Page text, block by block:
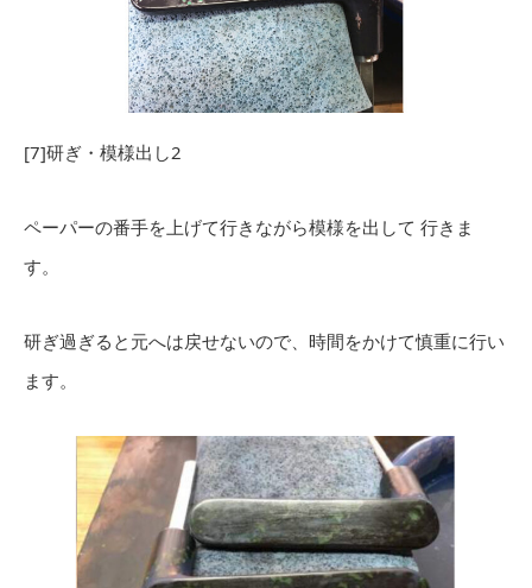
[7]研ぎ・模様出し2
ペーパーの番手を上げて行きながら模様を出して 行きま
す。
研ぎ過ぎると元へは戻せないので、時間をかけて慎重に行い
ます。